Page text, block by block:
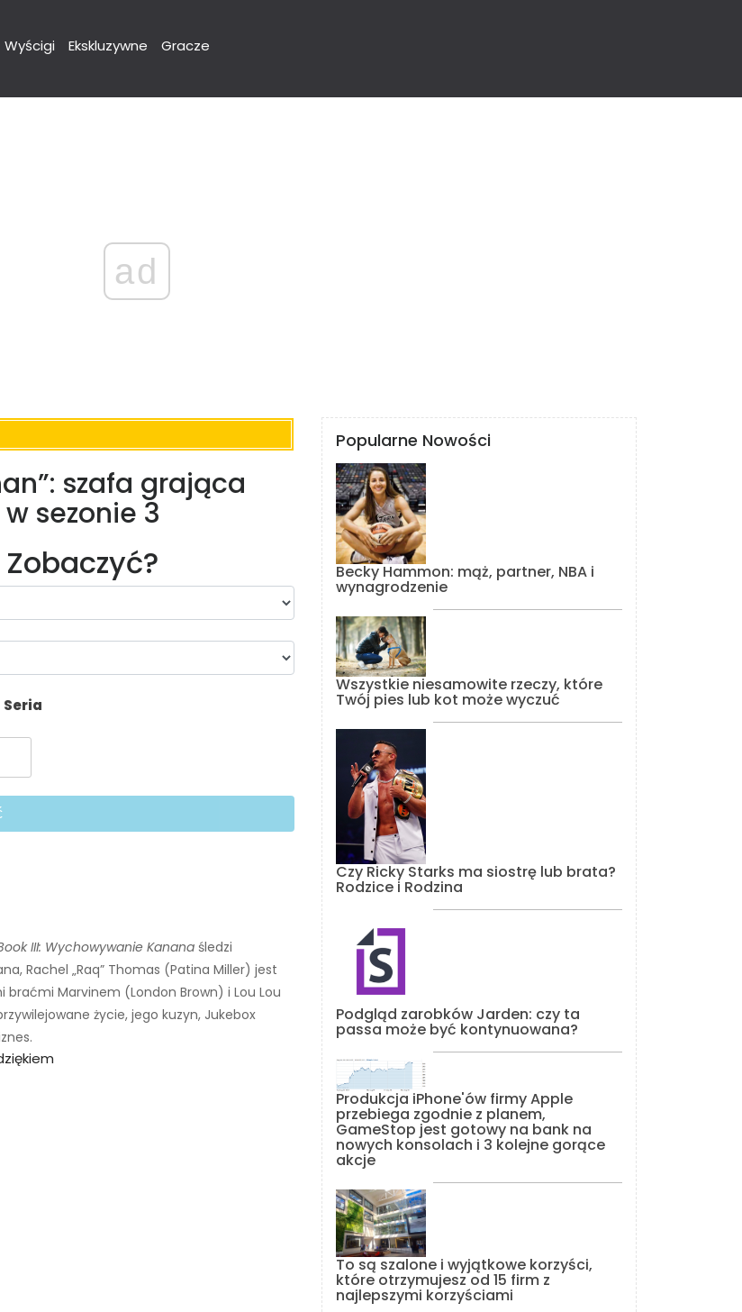
Wyścigi Ekskluzywne Gracze
ad
szafa grająca
sezonie 3
Seria
III: Wychowywanie Kanana śledzi
Rachel „Raq” Thomas (Patina Miller) jest
braćmi Marvinem (London Brown) i Lou Lou
życie, jego kuzyn, Jukebox
Popularne Nowości
Becky Hammon: mąż, partner, NBA i
wynagrodzenie
Wszystkie niesamowite rzeczy, które
Twój pies lub kot może wyczuć
Czy Ricky Starks ma siostrę lub brata?
Rodzice i Rodzina
Podgląd zarobków Jarden: czy ta
passa może być kontynuowana?
Produkcja iPhone'ów firmy Apple
przebiega zgodnie z planem,
GameStop jest gotowy na bank na
nowych konsolach i 3 kolejne gorące
akcje
To są szalone i wyjątkowe korzyści,
które otrzymujesz od 15 firm z
najlepszymi korzyściami